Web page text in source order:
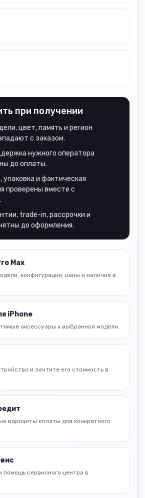
при получении
цвет, память и регион
с заказом.
нужного оператора
до оплаты.
упаковка и фактическая
проверены вместе с
trade-in, рассрочки и
до оформления.
Max
конфигурации, цены и наличие в
iPhone
аксессуары к выбранной модели.
и зачтите его стоимость в
варианты оплаты для конкретного
помощь сервисного центра в